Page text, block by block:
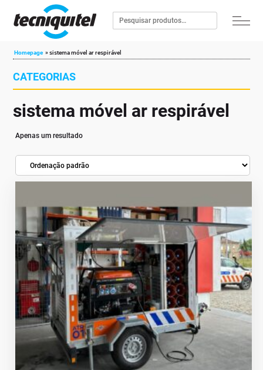
Homepage »sistema móvel ar respirável
CATEGORIAS
sistema móvel ar respirável
Apenas um resultado